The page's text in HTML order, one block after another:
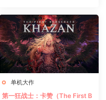
单机大作
第一狂战士：卡赞（The First B